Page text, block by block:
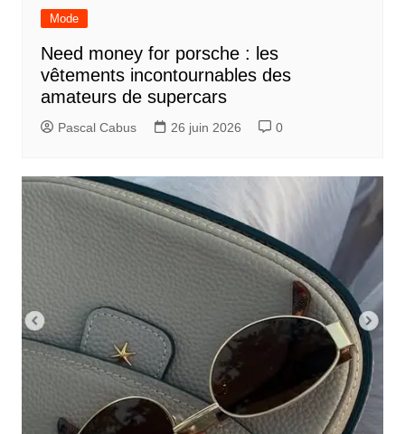
t
c
Mode
Need money for porsche : les
vêtements incontournables des
amateurs de supercars
Pascal Cabus 26 juin 2026 0